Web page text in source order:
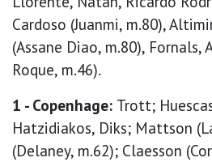
Cardoso (Juanmi, m.80),
(Assane Diao, m.80), Fornals,
Roque, m.46).
1 - Copenhage: Trott;
Hatzidiakos, Diks; Mattson
(Delaney, m.62); Claesson